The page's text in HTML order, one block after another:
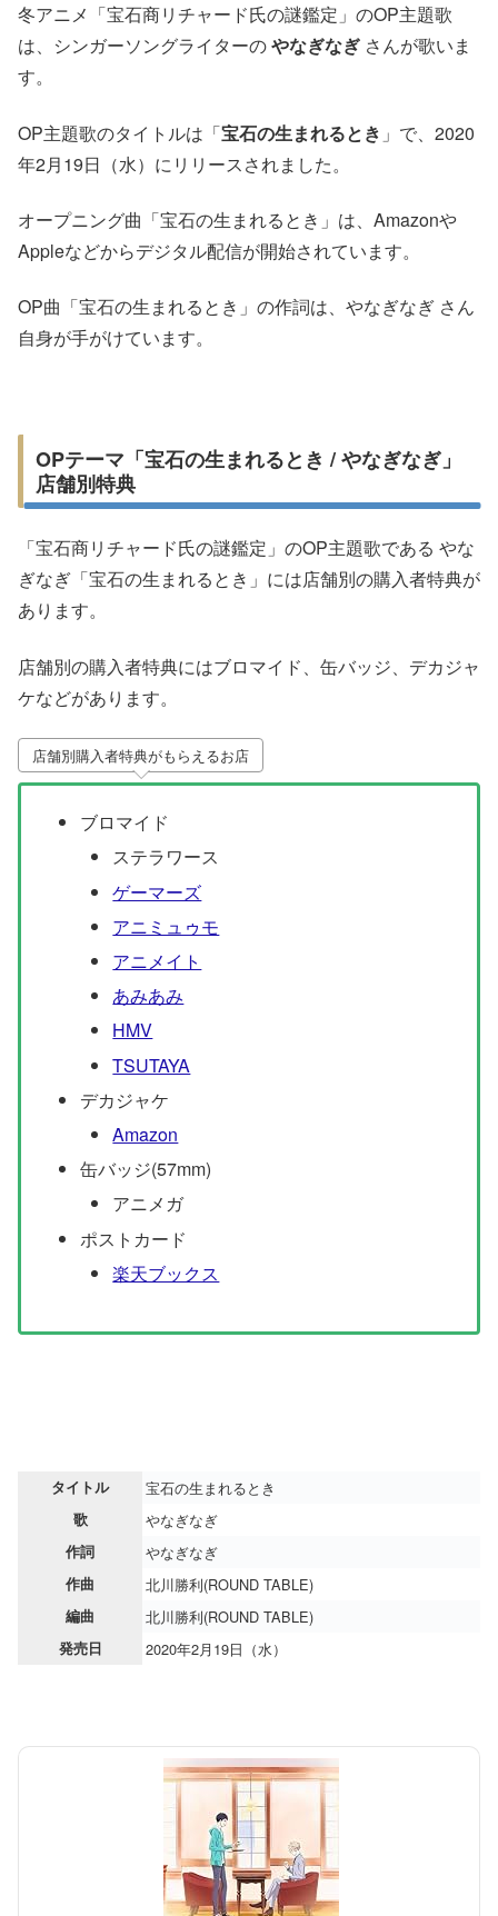
冬アニメ「宝石商リチャード氏の謎鑑定」のOP主題歌
は、シンガーソングライターのやなぎなぎ さんが歌いま
す。
OP主題歌のタイトルは「宝石の生まれるとき 」で、2020
年2月19日（水）にリリースされました。
オープニング曲「宝石の生まれるとき」は、Amazonや
Appleなどからデジタル配信が開始されています。
OP曲「宝石の生まれるとき」の作詞は、やなぎなぎ さん
自身が手がけています。
OPテーマ「宝石の生まれるとき / やなぎなぎ」
店舗別特典
「宝石商リチャード氏の謎鑑定」のOP主題歌である やな
ぎなぎ「宝石の生まれるとき」には店舗別の購入者特典が
あります。
店舗別の購入者特典にはブロマイド、缶バッジ、デカジャ
ケなどがあります。
店舗別購入者特典がもらえるお店
ブロマイド
ステラワース
ゲーマーズ
アニミュゥモ
アニメイト
あみあみ
HMV
TSUTAYA
デカジャケ
Amazon
缶バッジ(57mm)
アニメガ
ポストカード
楽天ブックス
タイトル 宝石の生まれるとき
歌 やなぎなぎ
作詞 やなぎなぎ
作曲 北川勝利(ROUND TABLE)
編曲 北川勝利(ROUND TABLE)
発売日 2020年2月19日（水）